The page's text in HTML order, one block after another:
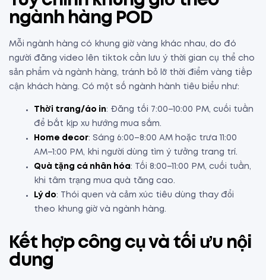
ngành hàng POD
Mỗi ngành hàng có khung giờ vàng khác nhau, do đó
người đăng video lên tiktok cần lưu ý thời gian cụ thể cho
sản phẩm và ngành hàng, tránh bỏ lỡ thời điểm vàng tiếp
cận khách hàng. Có một số ngành hành tiêu biểu như:
Thời trang/áo in: Đăng tối 7:00–10:00 PM, cuối tuần
để bắt kịp xu hướng mua sắm.
Home decor: Sáng 6:00–8:00 AM hoặc trưa 11:00
AM–1:00 PM, khi người dùng tìm ý tưởng trang trí.
Quà tặng cá nhân hóa: Tối 8:00–11:00 PM, cuối tuần,
khi tâm trạng mua quà tăng cao.
Lý do: Thói quen và cảm xúc tiêu dùng thay đổi
theo khung giờ và ngành hàng.
Kết hợp công cụ và tối ưu nội
dung